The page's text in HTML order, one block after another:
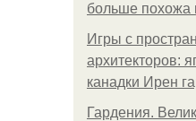
больше похожа
Игры с
архитекторов:
канадки Ирен
Гардения.